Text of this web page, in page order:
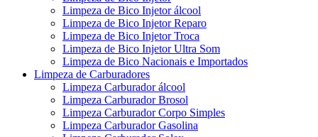
Limpeza de Bico Injetor álcool
Limpeza de Bico Injetor Reparo
Limpeza de Bico Injetor Troca
Limpeza de Bico Injetor Ultra Som
Limpeza de Bico Nacionais e Importados
Limpeza de Carburadores
Limpeza Carburador álcool
Limpeza Carburador Brosol
Limpeza Carburador Corpo Simples
Limpeza Carburador Gasolina